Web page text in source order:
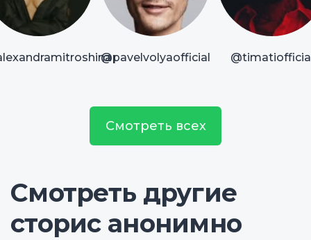
@pavelvolyaofficial
Смотреть всех
Смотреть другие
сторис анонимно